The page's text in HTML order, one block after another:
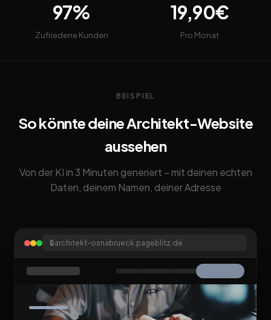
97%
Zufriedene Kunden
19,90€
Pro Monat
BEISPIEL
So könnte deine Architekt-Website
aussehen
Von der KI in 3 Minuten generiert – mit deinen echten
Daten, deinem Namen, deiner Adresse
🔒architekt-osnabrueck.pageblitz.de